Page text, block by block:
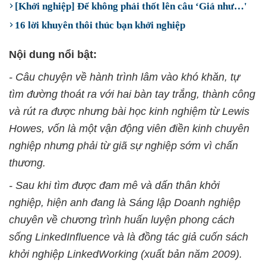
[Khởi nghiệp] Để không phải thốt lên câu ‘Giá như…'
16 lời khuyên thôi thúc bạn khởi nghiệp
Nội dung nổi bật:
- Câu chuyện về hành trình lâm vào khó khăn, tự
tìm đường thoát ra với hai bàn tay trắng, thành công
và rút ra được nhưng bài học kinh nghiệm từ Lewis
Howes, vốn là một vận động viên điền kinh chuyên
nghiệp nhưng phải từ giã sự nghiệp sớm vì chấn
thương.
- Sau khi tìm được đam mê và dấn thân khởi
nghiệp, hiện anh đang là Sáng lập Doanh nghiệp
chuyên về chương trình huấn luyện phong cách
sống LinkedInfluence và là đồng tác giả cuốn sách
khởi nghiệp LinkedWorking (xuất bản năm 2009).